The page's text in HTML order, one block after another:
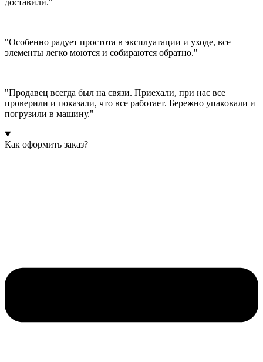
доставили."
"Особенно радует простота в эксплуатации и уходе, все
элементы легко моются и собираются обратно."
"Продавец всегда был на связи. Приехали, при нас все
проверили и показали, что все работает. Бережно упаковали и
погрузили в машину."
Как оформить заказ?